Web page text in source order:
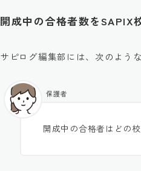
開成中の合格者数をSAPIX
サピログ編集部には、次のよう
開成中の合格者はどの
保護者